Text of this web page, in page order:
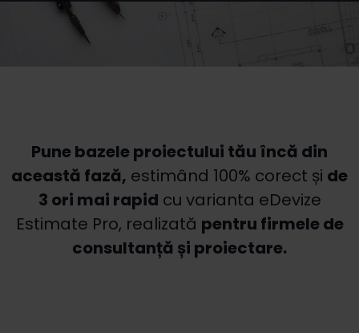
Pune bazele proiectului tău încă din
această fază, estimând 100% corect și de
3 ori mai rapid cu varianta eDevize
Estimate Pro, realizată pentru firmele de
consultanță și proiectare.